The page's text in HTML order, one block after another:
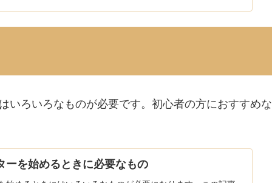
いろいろなものが必要です。初心者の方におすすめな
ーを始めるときに必要なもの